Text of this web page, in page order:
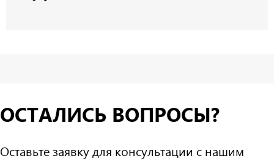
ОСТАЛИСЬ ВОПРОСЫ?
Оставьте заявку для консультации с нашим